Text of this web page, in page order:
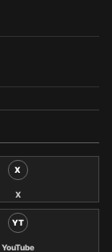
X
X
YT
YouTube